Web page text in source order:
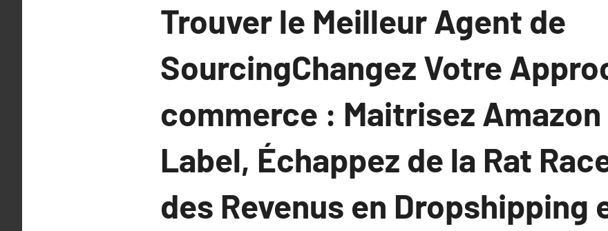
Trouver le Meilleur Agent de
SourcingChangez Votre
commerce : Maitrisez
Label, Échappez de la Rat
des Revenus en Dropshipping